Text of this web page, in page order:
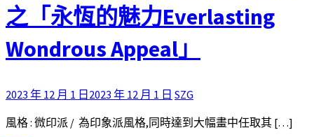
之「永恆的魅力Everlasting
Wondrous Appeal」
2023 年 12 月 1 日 2023 年 12 月 1 日 SZG
風格 : 微印派 / 為印象派風格,同時達到大幅畫中任取其 […]